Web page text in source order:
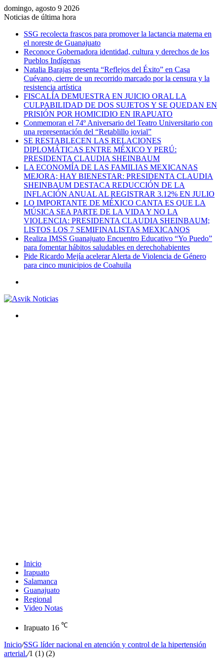
domingo, agosto 9 2026
Noticias de última hora
SSG recolecta frascos para promover la lactancia materna en
el noreste de Guanajuato
Reconoce Gobernadora identidad, cultura y derechos de los
Pueblos Indígenas
Natalia Barajas presenta “Reflejos del Éxito” en Casa
Cuévano, cierre de un recorrido marcado por la censura y la
resistencia artística
FISCALÍA DEMUESTRA EN JUICIO ORAL LA
CULPABILIDAD DE DOS SUJETOS Y SE QUEDAN EN
PRISIÓN POR HOMICIDIO EN IRAPUATO
Conmemoran el 74º Aniversario del Teatro Universitario con
una representación del “Retablillo jovial”
SE RESTABLECEN LAS RELACIONES
DIPLOMÁTICAS ENTRE MÉXICO Y PERÚ:
PRESIDENTA CLAUDIA SHEINBAUM
LA ECONOMÍA DE LAS FAMILIAS MEXICANAS
MEJORA; HAY BIENESTAR: PRESIDENTA CLAUDIA
SHEINBAUM DESTACA REDUCCIÓN DE LA
INFLACIÓN ANUAL AL REGISTRAR 3.12% EN JULIO
LO IMPORTANTE DE MÉXICO CANTA ES QUE LA
MÚSICA SEA PARTE DE LA VIDA Y NO LA
VIOLENCIA: PRESIDENTA CLAUDIA SHEINBAUM;
LISTOS LOS 7 SEMIFINALISTAS MEXICANOS
Realiza IMSS Guanajuato Encuentro Educativo “Yo Puedo”
para fomentar hábitos saludables en derechohabientes
Pide Ricardo Mejía acelerar Alerta de Violencia de Género
para cinco municipios de Coahuila
Inicio
Irapuato
Salamanca
Guanajuato
Regional
Video Notas
Irapuato 16 ℃
Inicio/SSG líder nacional en atención y control de la hipertensión
arterial./1 (1) (2)